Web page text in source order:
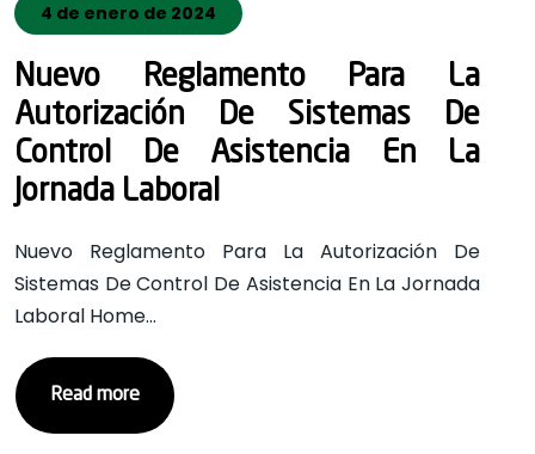
4 de enero de 2024
Nuevo Reglamento Para La
Autorización De Sistemas De
Control De Asistencia En La
Jornada Laboral
Nuevo Reglamento Para La Autorización De
Sistemas De Control De Asistencia En La Jornada
Laboral Home…
Read more